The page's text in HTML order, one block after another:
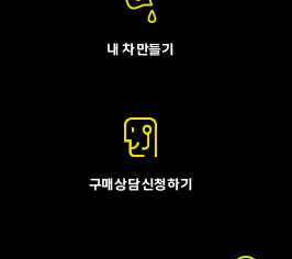
내 차 만들기
구매상담 신청하기